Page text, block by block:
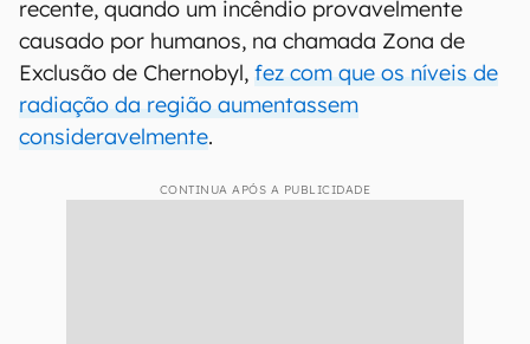
recente, quando um incêndio provavelmente
causado por humanos, na chamada Zona de
Exclusão de Chernobyl, fez com que os níveis de
radiação da região aumentassem
consideravelmente.
CONTINUA APÓS A PUBLICIDADE